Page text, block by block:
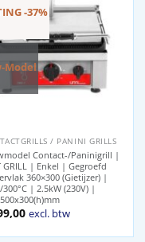
-37%
Model
/ PANINI GRILLS
Contact-/Paninigrill |
GRILL | Enkel | Gegroefd
360×300 (Gietijzer) |
300°C | 2.5kW (230V) |
Huidige
prijs
is:
excl. btw